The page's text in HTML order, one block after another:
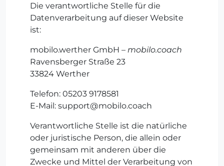
Die verantwortliche Stelle für die
Datenverarbeitung auf dieser Website
ist:
mobilo.werther GmbH – mobilo.coach
Ravensberger Straße 23
33824 Werther
Telefon: 05203 9178581
E-Mail: support@mobilo.coach
Verantwortliche Stelle ist die natürliche
oder juristische Person, die allein oder
gemeinsam mit anderen über die
Zwecke und Mittel der Verarbeitung von